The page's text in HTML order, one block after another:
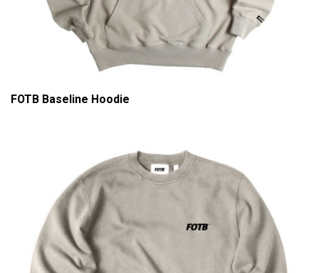
FOTB Baseline Hoodie